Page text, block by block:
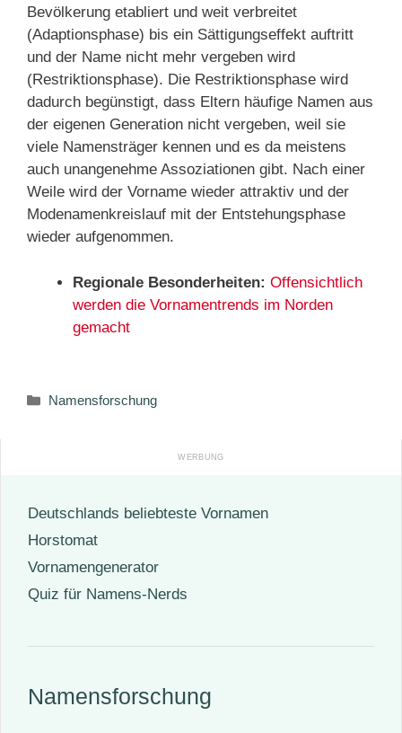
Bevölkerung etabliert und weit verbreitet
(Adaptionsphase) bis ein Sättigungseffekt auftritt
und der Name nicht mehr vergeben wird
(Restriktionsphase). Die Restriktionsphase wird
dadurch begünstigt, dass Eltern häufige Namen aus
der eigenen Generation nicht vergeben, weil sie
viele Namensträger kennen und es da meistens
auch unangenehme Assoziationen gibt. Nach einer
Weile wird der Vorname wieder attraktiv und der
Modenamenkreislauf mit der Entstehungsphase
wieder aufgenommen.
Regionale Besonderheiten: Offensichtlich
werden die Vornamentrends im Norden
gemacht
Kategorien
Namensforschung
Deutschlands beliebteste Vornamen
Horstomat
Vornamengenerator
Quiz für Namens-Nerds
Namensforschung